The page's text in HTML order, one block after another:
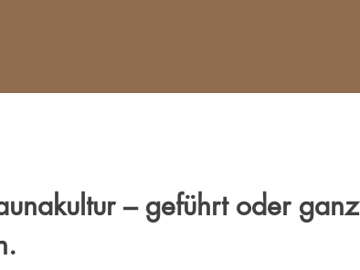
– geführt oder ganz